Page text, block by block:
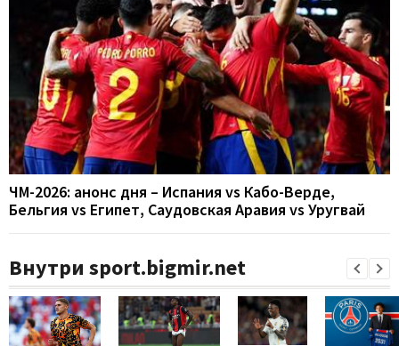
ЧМ-2026: анонс дня – Испания vs Кабо-Верде,
Бельгия vs Египет, Саудовская Аравия vs Уругвай
Внутри sport.bigmir.net